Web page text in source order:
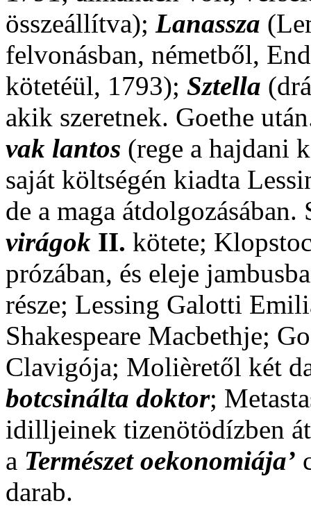
összeállítva); Lanassza
felvonásban, németből,
kötetéül, 1793); Sztella
akik szeretnek. Goethe
vak lantos (rege a hajdani
saját költségén kiadta
de a maga
virágok II. kötete;
prózában, és eleje
része; Lessing Galotti
Shakespeare Macbethje;
Clavigója; Molièretől két
botcsinálta doktor;
idilljeinek tizenötödízben
a Természet oekonomiája’
darab.